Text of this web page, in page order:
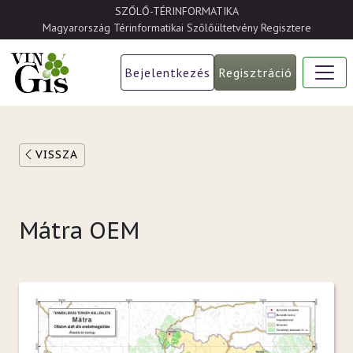
SZŐLŐ-TÉRINFORMATIKA
Magyarország Térinformatikai Szőlőültetvény Regisztere
Bejelentkezés Regisztráció
VISSZA
Mátra OEM